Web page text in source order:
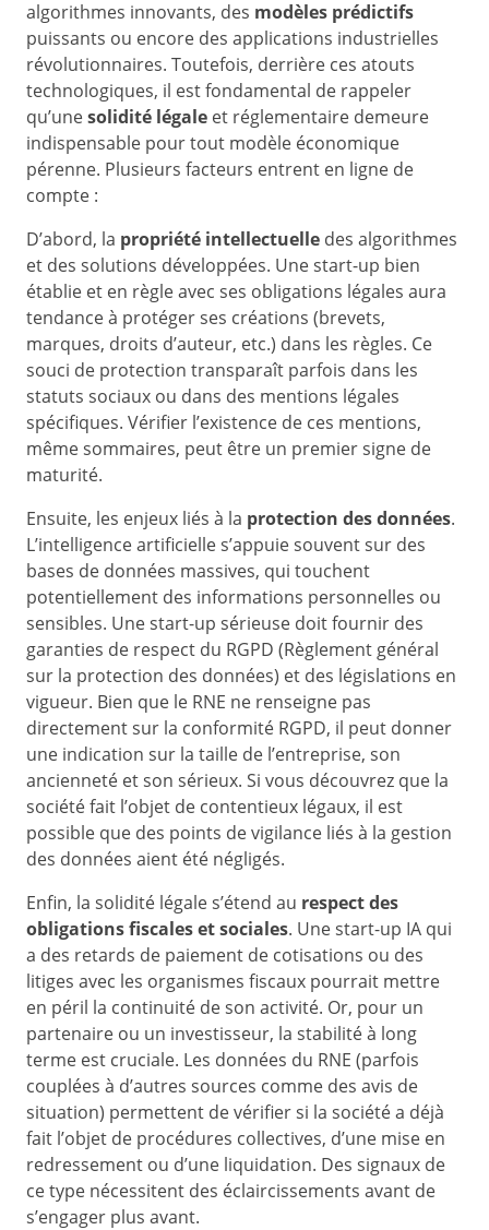
algorithmes innovants, des modèles prédictifs
puissants ou encore des applications industrielles
révolutionnaires. Toutefois, derrière ces atouts
technologiques, il est fondamental de rappeler
qu’unesolidité légale et réglementaire demeure
indispensable pour tout modèle économique
pérenne. Plusieurs facteurs entrent en ligne de
compte :
D’abord, la propriété intellectuelle des algorithmes
et des solutions développées. Une start-up bien
établie et en règle avec ses obligations légales aura
tendance à protéger ses créations (brevets,
marques, droits d’auteur, etc.) dans les règles. Ce
souci de protection transparaît parfois dans les
statuts sociaux ou dans des mentions légales
spécifiques. Vérifier l’existence de ces mentions,
même sommaires, peut être un premier signe de
maturité.
Ensuite, les enjeux liés à la protection des données.
L’intelligence artificielle s’appuie souvent sur des
bases de données massives, qui touchent
potentiellement des informations personnelles ou
sensibles. Une start-up sérieuse doit fournir des
garanties de respect du RGPD (Règlement général
sur la protection des données) et des législations en
vigueur. Bien que le RNE ne renseigne pas
directement sur la conformité RGPD, il peut donner
une indication sur la taille de l’entreprise, son
ancienneté et son sérieux. Si vous découvrez que la
société fait l’objet de contentieux légaux, il est
possible que des points de vigilance liés à la gestion
des données aient été négligés.
Enfin, la solidité légale s’étend au respect des
obligations fiscales et sociales. Une start-up IA qui
a des retards de paiement de cotisations ou des
litiges avec les organismes fiscaux pourrait mettre
en péril la continuité de son activité. Or, pour un
partenaire ou un investisseur, la stabilité à long
terme est cruciale. Les données du RNE (parfois
couplées à d’autres sources comme des avis de
situation) permettent de vérifier si la société a déjà
fait l’objet de procédures collectives, d’une mise en
redressement ou d’une liquidation. Des signaux de
ce type nécessitent des éclaircissements avant de
s’engager plus avant.